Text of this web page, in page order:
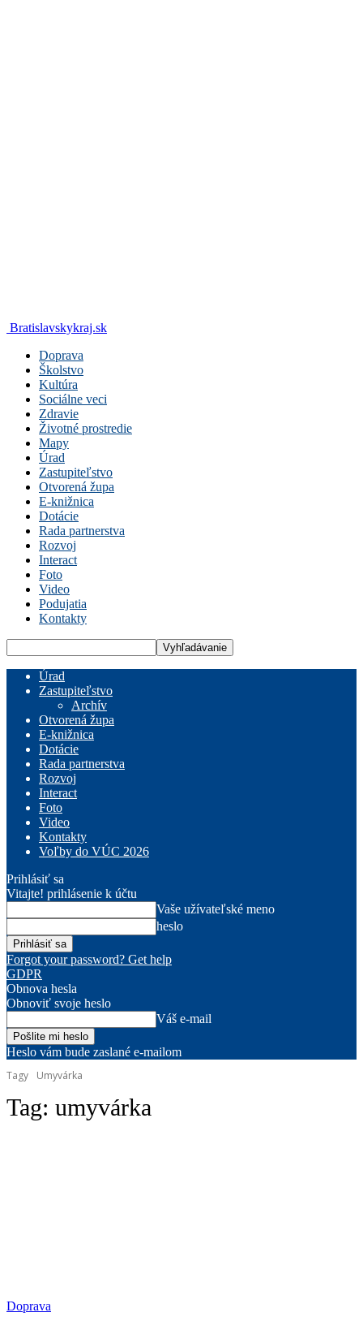
Bratislavskykraj.sk
Doprava
Školstvo
Kultúra
Sociálne veci
Zdravie
Životné prostredie
Mapy
Úrad
Zastupiteľstvo
Otvorená župa
E-knižnica
Dotácie
Rada partnerstva
Rozvoj
Interact
Foto
Video
Podujatia
Kontakty
Úrad
Zastupiteľstvo
Archív
Otvorená župa
E-knižnica
Dotácie
Rada partnerstva
Rozvoj
Interact
Foto
Video
Kontakty
Voľby do VÚC 2026
Prihlásiť sa
Vitajte! prihlásenie k účtu
Vaše užívateľské meno
heslo
Forgot your password? Get help
GDPR
Obnova hesla
Obnoviť svoje heslo
Váš e-mail
Heslo vám bude zaslané e-mailom
Tagy
Umyvárka
Tag: umyvárka
Doprava